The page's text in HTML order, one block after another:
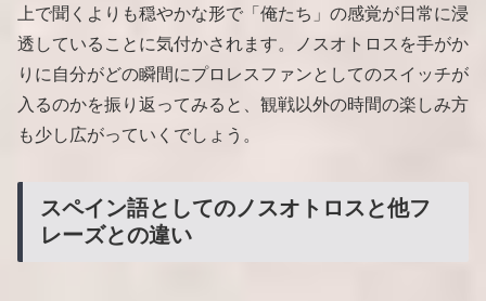
上で聞くよりも穏やかな形で「俺たち」の感覚が日常に浸
透していることに気付かされます。ノスオトロスを手がか
りに自分がどの瞬間にプロレスファンとしてのスイッチが
入るのかを振り返ってみると、観戦以外の時間の楽しみ方
も少し広がっていくでしょう。
スペイン語としてのノスオトロスと他フ
レーズとの違い